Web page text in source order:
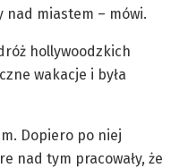
nad miastem – mówi.
hollywoodzkich
wakacje i była
Dopiero po niej
nad tym pracowały, że